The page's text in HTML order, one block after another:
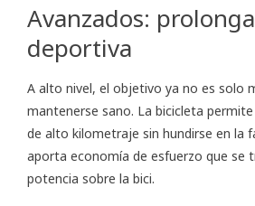
Avanzados:
deportiva
A alto nivel, el objetivo ya no es solo
mantenerse sano. La bicicleta
de alto kilometraje sin hundirse en la
aporta economía de esfuerzo que se
potencia sobre la bici.